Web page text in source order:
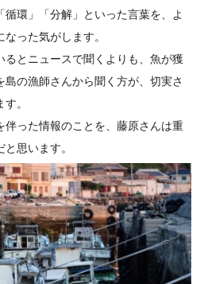
環」「分解」といった言葉を、よ
った気がします。
るとニュースで聞くよりも、魚が獲
の漁師さんから聞く方が、切実さ
。
伴った情報のことを、藤原さんは重
思います。